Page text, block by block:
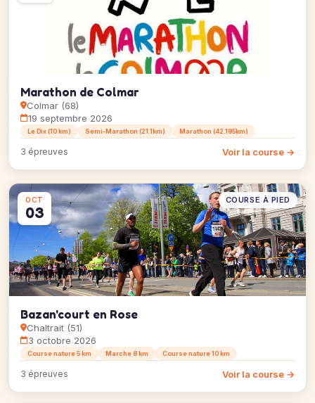
Marathon de Colmar
Colmar (68)
19 septembre 2026
Le Dix (10 km) Semi-Marathon (21.1km) Marathon (42.195km)
3 épreuves Voir la course →
OCT
03
COURSE À PIED
Bazan'court en Rose
Chaltrait (51)
3 octobre 2026
Course nature 5 km Marche 8 km Course nature 10 km
3 épreuves Voir la course →